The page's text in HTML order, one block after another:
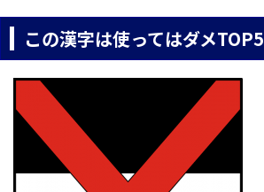
この漢字は使ってはダメTOP5